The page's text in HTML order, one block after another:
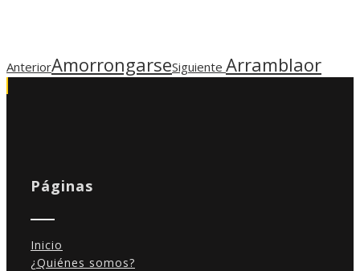
AnteriorAmorrongarseSiguiente Arramblaor
Páginas
Inicio
¿Quiénes somos?